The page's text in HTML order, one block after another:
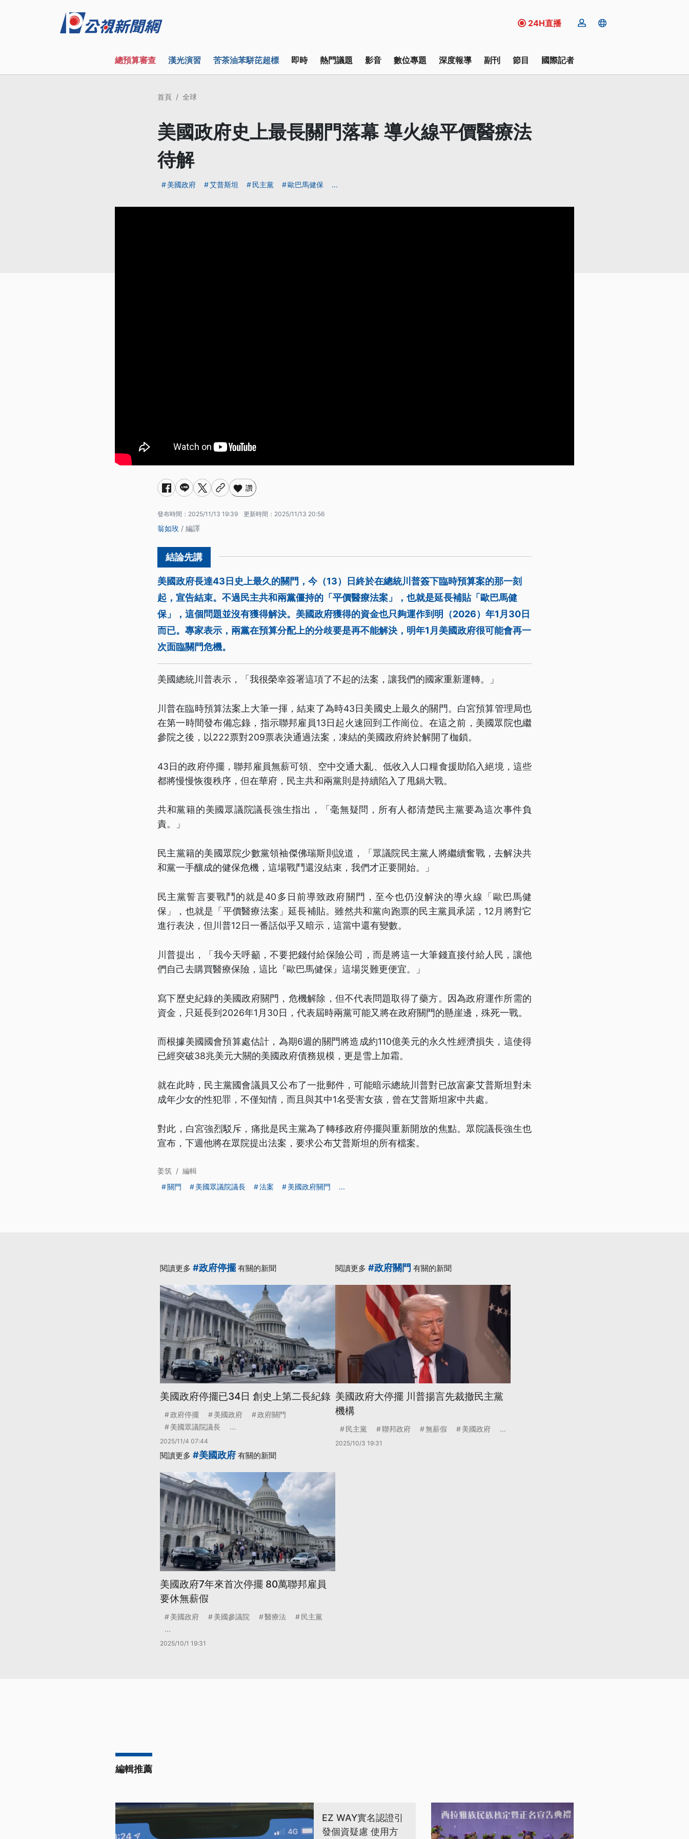
24H直播
總預算審查 漢光演習 苦茶油苯駢芘超標 即時 熱門議題 影音 數位專題 深度報導 副刊 節目 國際記者
首頁 全球
美國政府史上最長關門落幕 導火線平價醫療法
待解
美國政府 艾普斯坦 民主黨 歐巴馬健保 ...
讚
發布時間： 2025/11/13 19:39 更新時間： 2025/11/13 20:56
翁如玫 / 編譯
美國政府長達43日史上最久的關門，今（13）日終於在總統川普簽下臨時預算案的那一刻
起，宣告結束。不過民主共和兩黨僵持的「平價醫療法案」，也就是延長補貼「歐巴馬健
保」，這個問題並沒有獲得解決。美國政府獲得的資金也只夠運作到明（2026）年1月30日
而已。專家表示，兩黨在預算分配上的分歧要是再不能解決，明年1月美國政府很可能會再一
次面臨關門危機。
美國總統川普表示，「我很榮幸簽署這項了不起的法案，讓我們的國家重新運轉。」
川普在臨時預算法案上大筆一揮，結束了為時43日美國史上最久的關門。白宮預算管理局也
在第一時間發布備忘錄，指示聯邦雇員13日起火速回到工作崗位。在這之前，美國眾院也繼
參院之後，以222票對209票表決通過法案，凍結的美國政府終於解開了枷鎖。
43日的政府停擺，聯邦雇員無薪可領、空中交通大亂、低收入人口糧食援助陷入絕境，這些
都將慢慢恢復秩序，但在華府，民主共和兩黨則是持續陷入了甩鍋大戰。
共和黨籍的美國眾議院議長強生指出，「毫無疑問，所有人都清楚民主黨要為這次事件負
責。」
民主黨籍的美國眾院少數黨領袖傑佛瑞斯則說道，「眾議院民主黨人將繼續奮戰，去解決共
和黨一手釀成的健保危機，這場戰鬥還沒結束，我們才正要開始。」
民主黨誓言要戰鬥的就是40多日前導致政府關門，至今也仍沒解決的導火線「歐巴馬健
保」，也就是「平價醫療法案」延長補貼。雖然共和黨向跑票的民主黨員承諾，12月將對它
進行表決，但川普12日一番話似乎又暗示，這當中還有變數。
川普提出，「我今天呼籲，不要把錢付給保險公司，而是將這一大筆錢直接付給人民，讓他
們自己去購買醫療保險，這比『歐巴馬健保』這場災難更便宜。」
寫下歷史紀錄的美國政府關門，危機解除，但不代表問題取得了藥方。因為政府運作所需的
資金，只延長到2026年1月30日，代表屆時兩黨可能又將在政府關門的懸崖邊，殊死一戰。
而根據美國國會預算處估計，為期6週的關門將造成約110億美元的永久性經濟損失，這使得
已經突破38兆美元大關的美國政府債務規模，更是雪上加霜。
就在此時，民主黨國會議員又公布了一批郵件，可能暗示總統川普對已故富豪艾普斯坦對未
成年少女的性犯罪，不僅知情，而且與其中1名受害女孩，曾在艾普斯坦家中共處。
對此，白宮強烈駁斥，痛批是民主黨為了轉移政府停擺與重新開放的焦點。眾院議長強生也
宣布，下週他將在眾院提出法案，要求公布艾普斯坦的所有檔案。
姜筑 / 編輯
關門
美國眾議院議長 法案 美國政府關門 ...
閱讀更多 #政府停擺有關的新聞
美國政府停擺已34日 創史上第二長紀錄
政府停擺 美國政府
政府關門
美國眾議院議長
...
2025/11/4 07:44
閱讀更多 #政府關門 有關的新聞
美國政府大停擺 川普揚言先裁撤民主黨
機構
民主黨 聯邦政府 無薪假 美國政府 ...
2025/10/3 19:31
閱讀更多 #美國政府 有關的新聞
美國政府7年來首次停擺 80萬聯邦雇員
要休無薪假
美國政府 美國參議院 醫療法
民主黨
...
2025/10/1 19:31
編輯推薦
EZ WAY實名認證引
發個資疑慮 使用方